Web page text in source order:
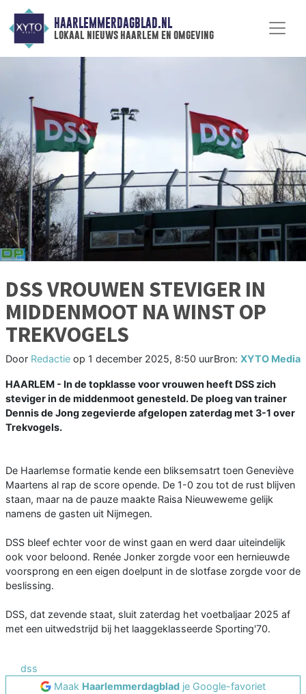
HAARLEMMERDAGBLAD.NL
lokaal nieuws haarlem en omgeving
DSS VROUWEN STEVIGER IN
MIDDENMOOT NA WINST OP
TREKVOGELS
Door Redactie op 1 december 2025, 8:50 uurBron: XYTO Media
HAARLEM - In de topklasse voor vrouwen heeft DSS zich
steviger in de middenmoot genesteld. De ploeg van trainer
Dennis de Jong zegevierde afgelopen zaterdag met 3-1 over
Trekvogels.
De Haarlemse formatie kende een bliksemsatrt toen Geneviève
Maartens al rap de score opende. De 1-0 zou tot de rust blijven
staan, maar na de pauze maakte Raisa Nieuweweme gelijk
namens de gasten uit Nijmegen.
DSS bleef echter voor de winst gaan en werd daar uiteindelijk
ook voor beloond. Renée Jonker zorgde voor een hernieuwde
voorsprong en een eigen doelpunt in de slotfase zorgde voor de
beslissing.
DSS, dat zevende staat, sluit zaterdag het voetbaljaar 2025 af
met een uitwedstrijd bij het laaggeklasseerde Sporting'70.
dss
Maak Haarlemmerdagblad je Google-favoriet